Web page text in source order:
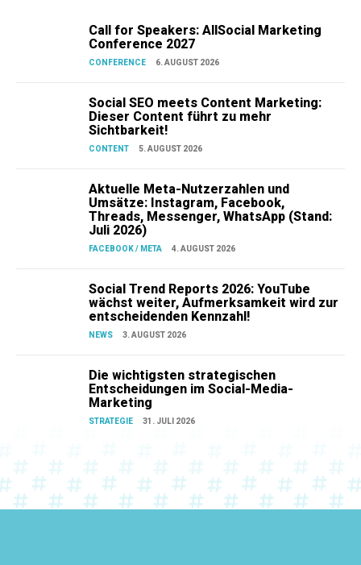
Call for Speakers: AllSocial Marketing
Conference 2027
CONFERENCE 6. AUGUST 2026
Social SEO meets Content Marketing:
Dieser Content führt zu mehr
Sichtbarkeit!
CONTENT 5. AUGUST 2026
Aktuelle Meta-Nutzerzahlen und
Umsätze: Instagram, Facebook,
Threads, Messenger, WhatsApp (Stand:
Juli 2026)
FACEBOOK / META 4. AUGUST 2026
Social Trend Reports 2026: YouTube
wächst weiter, Aufmerksamkeit wird zur
entscheidenden Kennzahl!
NEWS 3. AUGUST 2026
Die wichtigsten strategischen
Entscheidungen im Social-Media-
Marketing
STRATEGIE 31. JULI 2026